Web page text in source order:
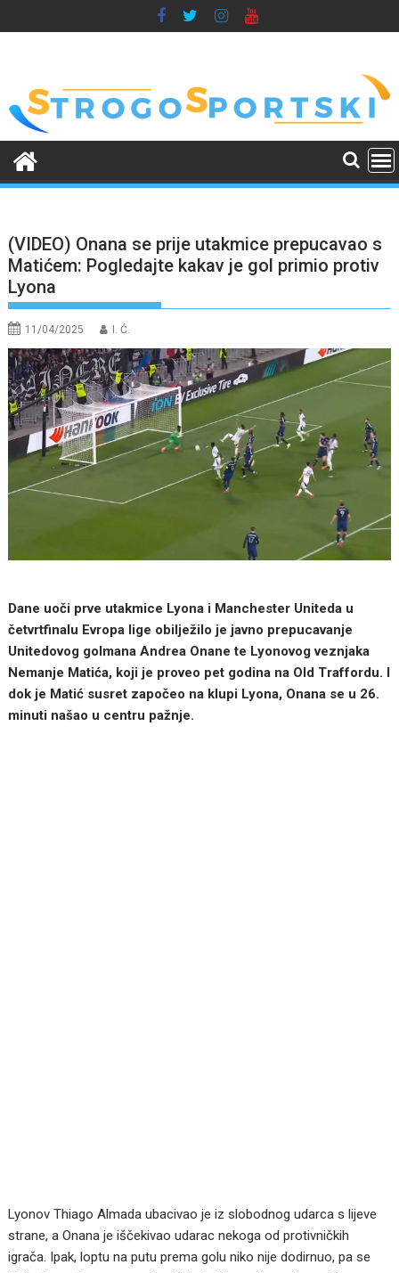
to
(VIDEO) Onana se prije utakmice prepucavao s
Matićem: Pogledajte kakav je gol primio protiv
Lyona
11/04/2025 I. Ć.
Dane uoči prve utakmice Lyona i Manchester Uniteda u
četvrtfinalu Evropa lige obilježilo je javno prepucavanje
Unitedovog golmana Andrea Onane te Lyonovog veznjaka
Nemanje Matića, koji je proveo pet godina na Old Traffordu. I
dok je Matić susret započeo na klupi Lyona, Onana se u 26.
minuti našao u centru pažnje.
Lyonov Thiago Almada ubacivao je iz slobodnog udarca s lijeve
strane, a Onana je iščekivao udarac nekoga od protivničkih
igrača. Ipak, loptu na putu prema golu niko nije dodirnuo, pa se